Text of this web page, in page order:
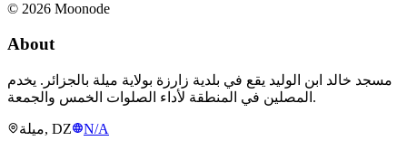
© 2026 Moonode
About
مسجد خالد ابن الوليد يقع في بلدية زارزة بولاية ميلة بالجزائر. يخدم
المصلين في المنطقة لأداء الصلوات الخمس والجمعة.
ميلة, DZ
N/A